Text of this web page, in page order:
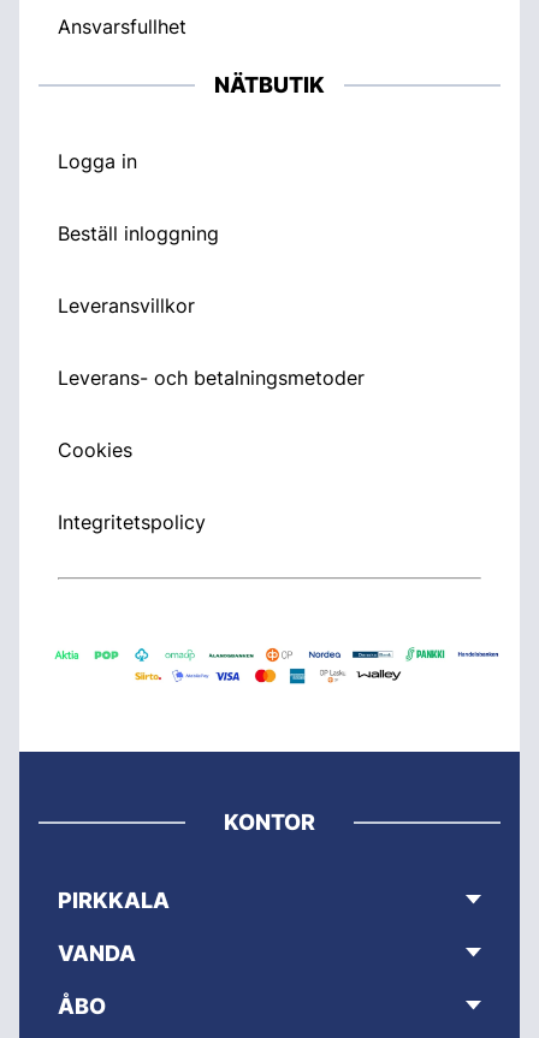
Ansvarsfullhet
NÄTBUTIK
Logga in
Beställ inloggning
Leveransvillkor
Leverans- och betalningsmetoder
Cookies
Integritetspolicy
KONTOR
PIRKKALA
VANDA
ÅBO